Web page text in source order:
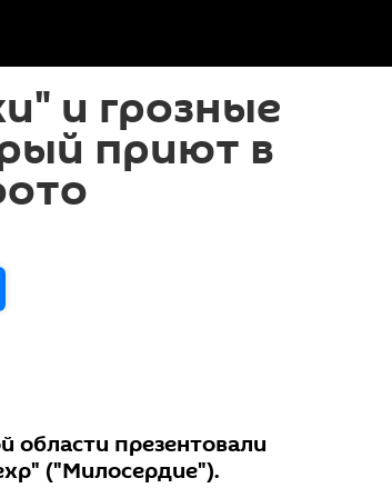
и грозные
приют в
области презентовали
("Милосердие").